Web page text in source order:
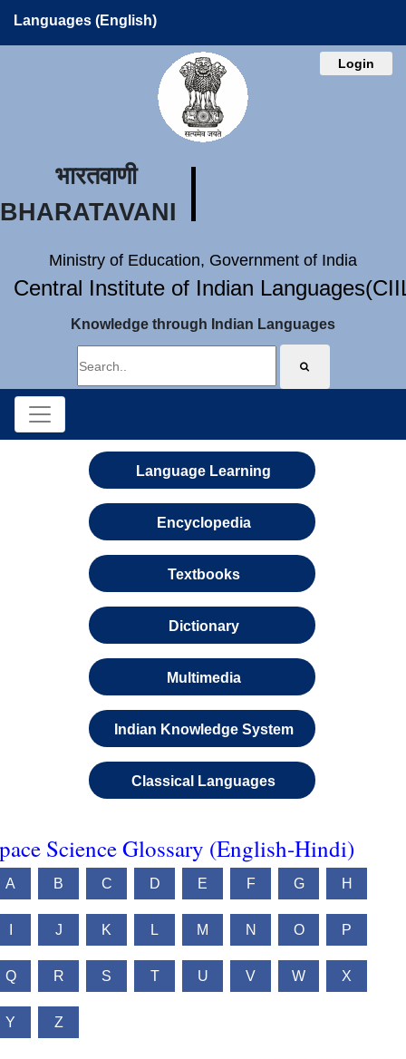
Languages (English)
Login
भारतवाणी
BHARATAVANI
Ministry of Education, Government of India
Central Institute of Indian
Knowledge through Indian Languages
Language Learning
Encyclopedia
Textbooks
Dictionary
Multimedia
Indian Knowledge System
Classical Languages
Science Glossary (English-Hindi)
A B C D E F G H
J K L M N O P
Q R S T U V W X
Y Z